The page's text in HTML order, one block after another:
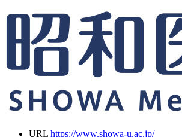
URL https://www.showa-u.ac.jp/